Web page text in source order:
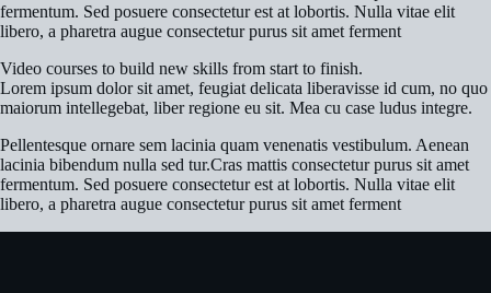
fermentum. Sed posuere consectetur est at lobortis. Nulla vitae elit
libero, a pharetra augue consectetur purus sit amet ferment
Video courses to build new skills from start to finish.
Lorem ipsum dolor sit amet, feugiat delicata liberavisse id cum, no quo
maiorum intellegebat, liber regione eu sit. Mea cu case ludus integre.
Pellentesque ornare sem lacinia quam venenatis vestibulum. Aenean
lacinia bibendum nulla sed tur.Cras mattis consectetur purus sit amet
fermentum. Sed posuere consectetur est at lobortis. Nulla vitae elit
libero, a pharetra augue consectetur purus sit amet ferment